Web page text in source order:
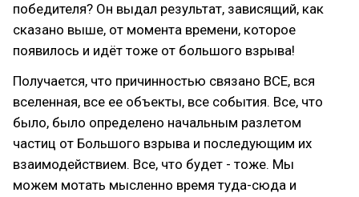
победителя? Он выдал результат, зависящий, как
сказано выше, от момента времени, которое
появилось и идёт тоже от большого взрыва!
Получается, что причинностью связано ВСЕ, вся
вселенная, все ее объекты, все события. Все, что
было, было определено начальным разлетом
частиц от Большого взрыва и последующим их
взаимодействием. Все, что будет - тоже. Мы
можем мотать мысленно время туда-сюда и